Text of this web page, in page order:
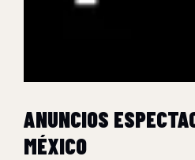
ANUNCIOS
MÉXICO